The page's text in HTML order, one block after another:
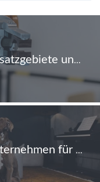
Roboterarm: Das sind die Einsatzgebiete und Vorteile für Unternehmen
Die 20 besten deutschen Unternehmen für die Karriere